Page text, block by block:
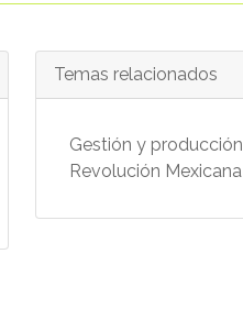
Temas relacionados
Gestión y producción
Revolución Mexicana